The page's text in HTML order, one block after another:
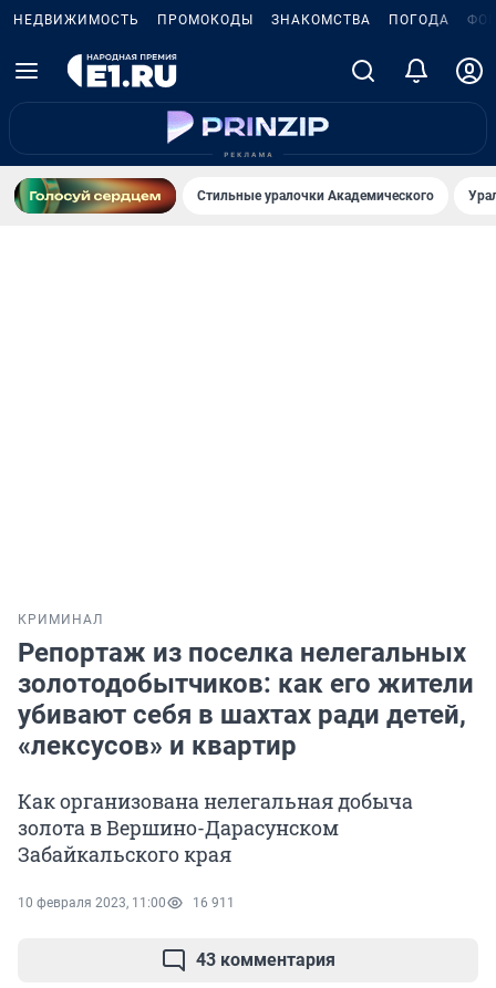
НЕДВИЖИМОСТЬ ПРОМОКОДЫ ЗНАКОМСТВА ПОГОДА
Стильные уралочки Академического
КРИМИНАЛ
Репортаж из поселка нелегальных
золотодобытчиков: как его жители
убивают себя в шахтах ради детей,
«лексусов» и квартир
Как организована нелегальная добыча
золота в Вершино-Дарасунском
Забайкальского края
10 февраля 2023, 11:00 16 911
43 комментария